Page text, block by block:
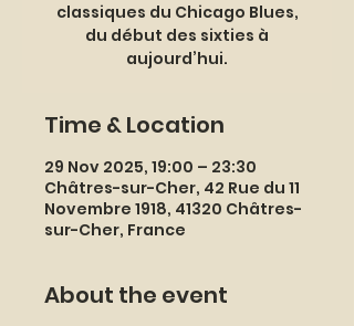
classiques du Chicago Blues,
du début des sixties à
aujourd’hui.
Time & Location
29 Nov 2025, 19:00 – 23:30
Châtres-sur-Cher, 42 Rue du 11
Novembre 1918, 41320 Châtres-
sur-Cher, France
About the event